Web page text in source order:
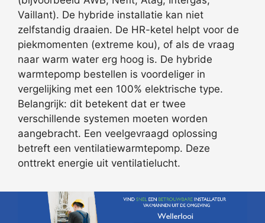
Vaillant). De hybride installatie kan niet
zelfstandig draaien. De HR-ketel helpt voor de
piekmomenten (extreme kou), of als de vraag
naar warm water erg hoog is. De hybride
warmtepomp bestellen is voordeliger in
vergelijking met een 100% elektrische type.
Belangrijk: dit betekent dat er twee
verschillende systemen moeten worden
aangebracht. Een veelgevraagd oplossing
betreft een ventilatiewarmtepomp. Deze
onttrekt energie uit ventilatielucht.